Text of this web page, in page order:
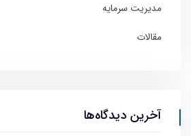
مدیریت سرمایه
مقالات
آخرین دیدگاه‌ها